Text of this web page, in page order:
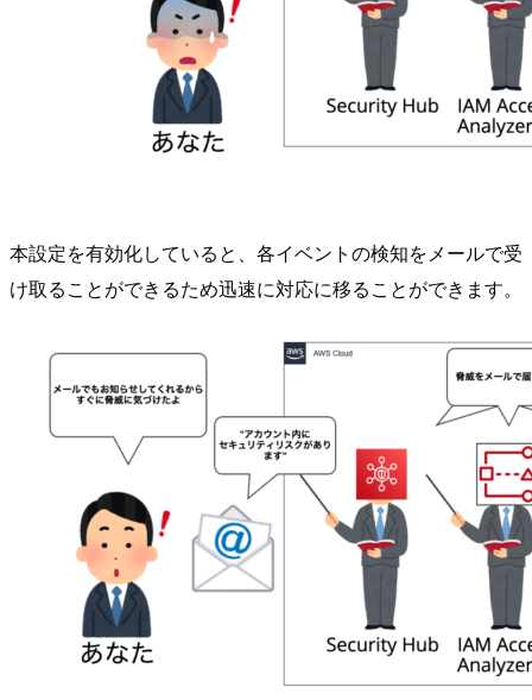
本設定を有効化していると、各イベントの検知をメールで受
け取ることができるため迅速に対応に移ることができます。